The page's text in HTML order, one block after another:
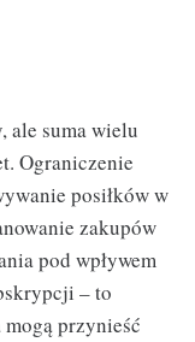
ale suma wielu
Ograniczenie
posiłków w
zakupów
pod wpływem
– to
przynieść